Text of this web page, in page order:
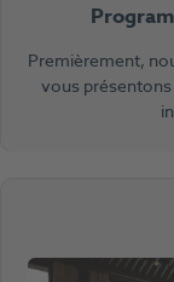
Premièrement,
vous